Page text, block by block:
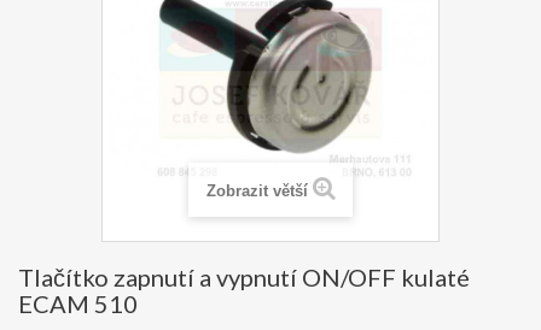
Zobrazit větší
Tlačítko zapnutí a vypnutí ON/OFF kulaté
ECAM 510